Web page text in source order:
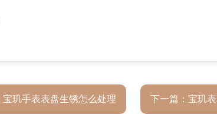
宝玑手表表盘生锈怎么处理 下一篇：宝玑